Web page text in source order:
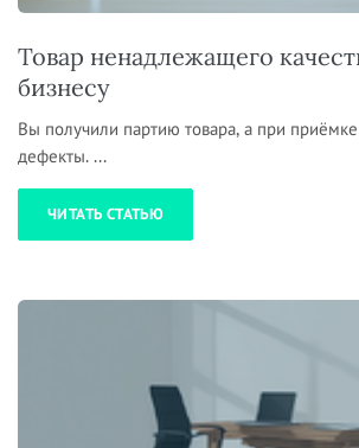
Товар ненадлежащего
бизнесу
Вы получили партию товара, а при
дефекты. ...
ЧИТАТЬ СТАТЬЮ